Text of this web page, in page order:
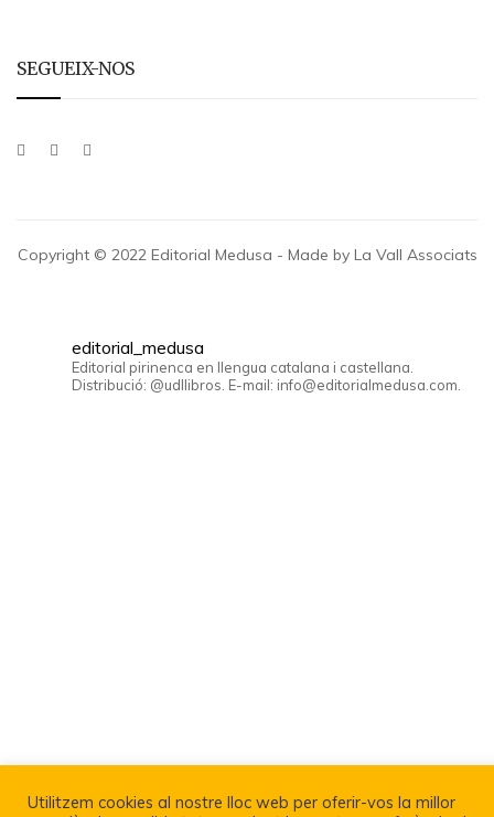
SEGUEIX-NOS
Copyright © 2022 Editorial Medusa - Made by La Vall Associats
editorial_medusa
Editorial pirinenca en llengua catalana i castellana.
Distribució: @udllibros. E-mail: info@editorialmedusa.com.
Utilitzem cookies al nostre lloc web per oferir-vos la millor